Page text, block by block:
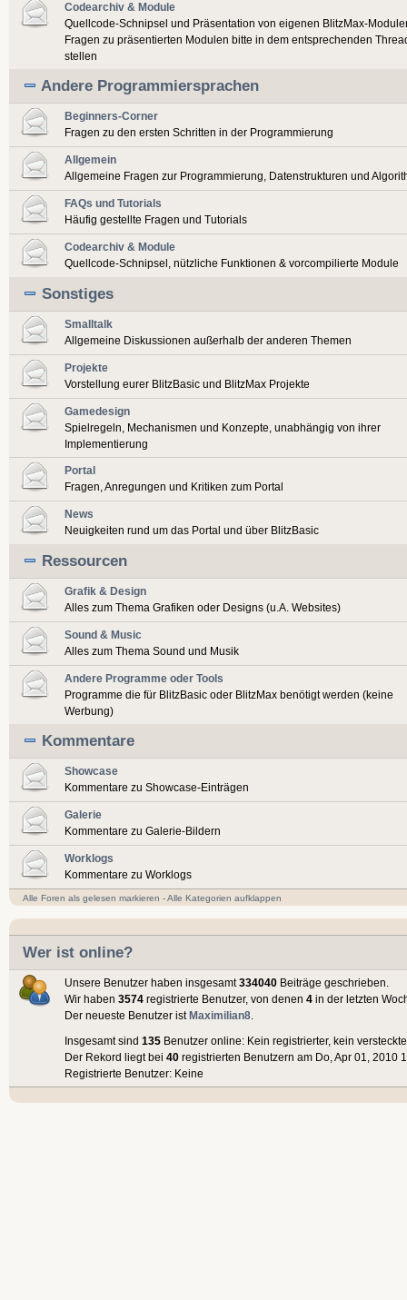
Codearchiv & Module
Quellcode-Schnipsel und Präsentation von eigenen BlitzMax-
Fragen zu präsentierten Modulen bitte in dem entsprechenden
stellen
Andere Programmiersprachen
Beginners-Corner
Fragen zu den ersten Schritten in der Programmierung
Allgemein
Allgemeine Fragen zur Programmierung, Datenstrukturen und
FAQs und Tutorials
Häufig gestellte Fragen und Tutorials
Codearchiv & Module
Quellcode-Schnipsel, nützliche Funktionen & vorcompilierte Module
Sonstiges
Smalltalk
Allgemeine Diskussionen außerhalb der anderen Themen
Projekte
Vorstellung eurer BlitzBasic und BlitzMax Projekte
Gamedesign
Spielregeln, Mechanismen und Konzepte, unabhängig von ihrer
Implementierung
Portal
Fragen, Anregungen und Kritiken zum Portal
News
Neuigkeiten rund um das Portal und über BlitzBasic
Ressourcen
Grafik & Design
Alles zum Thema Grafiken oder Designs (u.A. Websites)
Sound & Music
Alles zum Thema Sound und Musik
Andere Programme oder Tools
Programme die für BlitzBasic oder BlitzMax benötigt werden (keine
Werbung)
Kommentare
Showcase
Kommentare zu Showcase-Einträgen
Galerie
Kommentare zu Galerie-Bildern
Worklogs
Kommentare zu Worklogs
Alle Foren als gelesen markieren -Alle Kategorien aufklappen
Wer ist online?
Unsere Benutzer haben insgesamt334040 Beiträge geschrieben.
Wir haben 3574 registrierte Benutzer, von denen 4 in der letzten
Der neueste Benutzer istMaximilian8
Insgesamt sind 135 Benutzer online: Kein registrierter, kein
Der Rekord liegt bei 40 registrierten Benutzern am Do, Apr 01, 2010
Registrierte Benutzer: Keine